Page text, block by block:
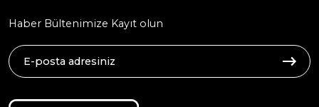
Haber Bültenimize Kayıt olun